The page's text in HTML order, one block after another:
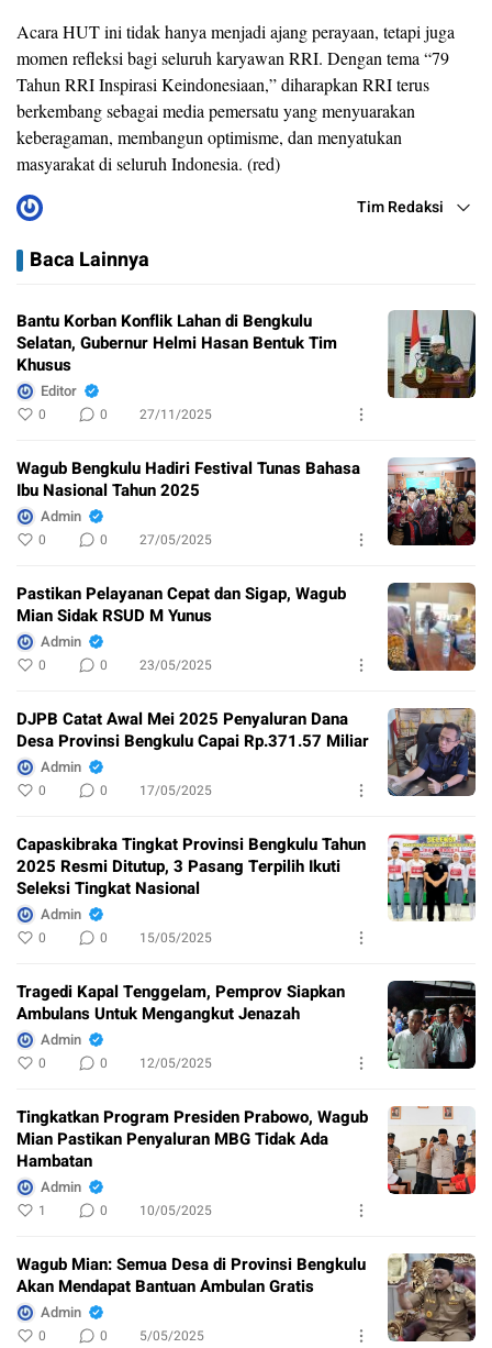
Acara HUT ini tidak hanya menjadi ajang perayaan, tetapi juga
momen refleksi bagi seluruh karyawan RRI. Dengan tema “79
Tahun RRI Inspirasi Keindonesiaan,” diharapkan RRI terus
berkembang sebagai media pemersatu yang menyuarakan
keberagaman, membangun optimisme, dan menyatukan
masyarakat di seluruh Indonesia. (red)
Tim Redaksi
Baca Lainnya
Bantu Korban Konflik Lahan di Bengkulu
Selatan, Gubernur Helmi Hasan Bentuk Tim
Khusus
Editor
0 0 27/11/2025
Wagub Bengkulu Hadiri Festival Tunas Bahasa
Ibu Nasional Tahun 2025
Admin
0 0 27/05/2025
Pastikan Pelayanan Cepat dan Sigap, Wagub
Mian Sidak RSUD M Yunus
Admin
0 0 23/05/2025
DJPB Catat Awal Mei 2025 Penyaluran Dana
Desa Provinsi Bengkulu Capai Rp.371.57 Miliar
Admin
0 0 17/05/2025
Capaskibraka Tingkat Provinsi Bengkulu Tahun
2025 Resmi Ditutup, 3 Pasang Terpilih Ikuti
Seleksi Tingkat Nasional
Admin
0 0 15/05/2025
Tragedi Kapal Tenggelam, Pemprov Siapkan
Ambulans Untuk Mengangkut Jenazah
Admin
0 0 12/05/2025
Tingkatkan Program Presiden Prabowo, Wagub
Mian Pastikan Penyaluran MBG Tidak Ada
Hambatan
Admin
1 0 10/05/2025
Wagub Mian: Semua Desa di Provinsi Bengkulu
Akan Mendapat Bantuan Ambulan Gratis
Admin
0 0 5/05/2025